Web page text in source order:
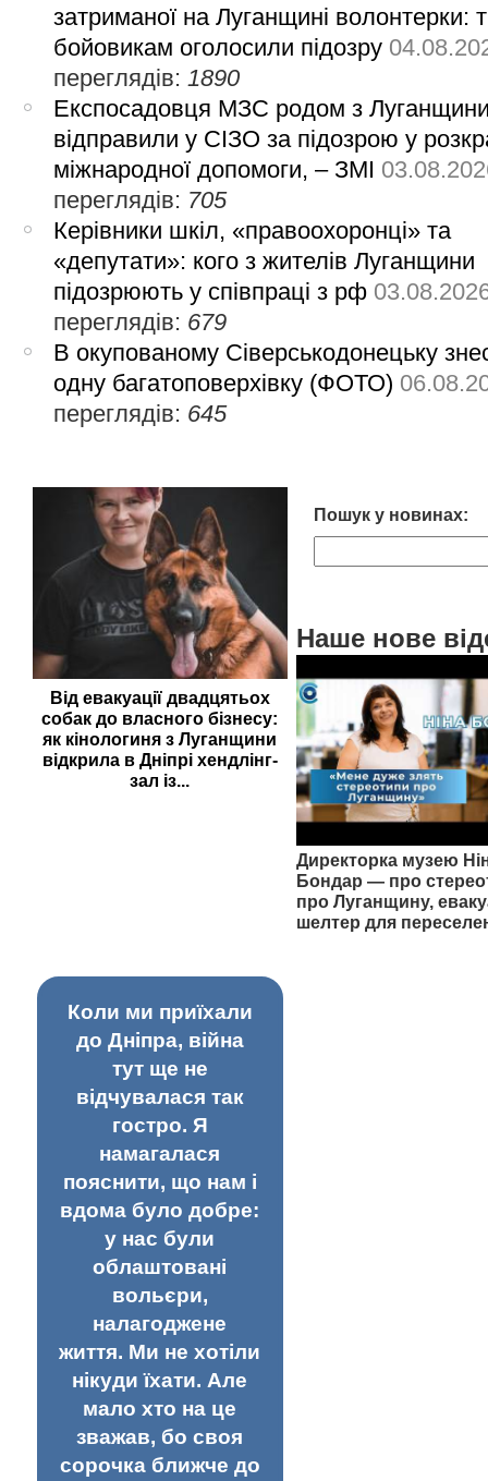
затриманої на Луганщині волонтерки:
бойовикам оголосили підозру
переглядів:1890
Експосадовця МЗС родом з
відправили у СІЗО за підозрою у
міжнародної допомоги, – ЗМІ
переглядів: 705
Керівники шкіл, «правоохоронці» та
«депутати»: кого з жителів Луганщини
підозрюють у співпраці з рф
переглядів: 679
В окупованому Сіверськодонецьку
одну багатоповерхівку (ФОТО)
переглядів: 645
Від евакуації двадцятьох
собак до власного бізнесу:
як кінологиня з Луганщини
відкрила в Дніпрі хендлінг-
зал із...
Пошук у новинах:
Наше нове
Директорка музею
Бондар — про
про Луганщину,
шелтер для
Коли ми приїхали
до Дніпра, війна
тут ще не
відчувалася так
гостро. Я
намагалася
пояснити, що нам і
вдома було добре:
у нас були
облаштовані
вольєри,
налагоджене
життя. Ми не хотіли
нікуди їхати. Але
мало хто на це
зважав, бо своя
сорочка ближче до